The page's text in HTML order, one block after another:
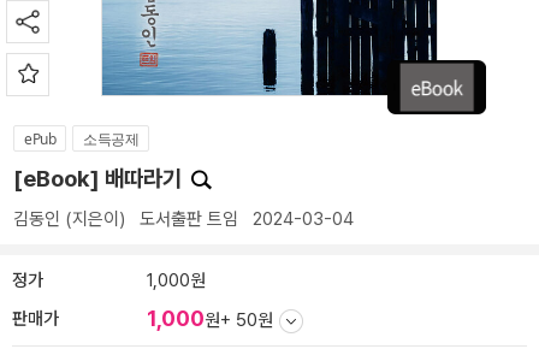
ePub 소득공제
[eBook] 배따라기
김동인 (지은이) 도서출판 트임 2024-03-04
정가
1,000원
판매가
1,000원+ 50원